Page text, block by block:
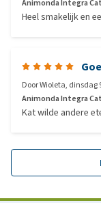
Animonda Integra
Heel smakelijk en
DoorWioleta, dinsdag
Animonda Integra
Kat wilde andere